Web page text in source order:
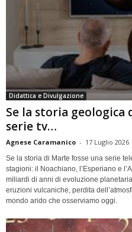
Didattica e Divulgazione
Se la storia geologica
serie tv…
Agnese Caramanico - 17 Luglio 2026
Se la storia di Marte fosse una serie
stagioni: il Noachiano, l’Esperiano e
miliardi di anni di evoluzione
eruzioni vulcaniche, perdita
mondo arido che osserviamo oggi.